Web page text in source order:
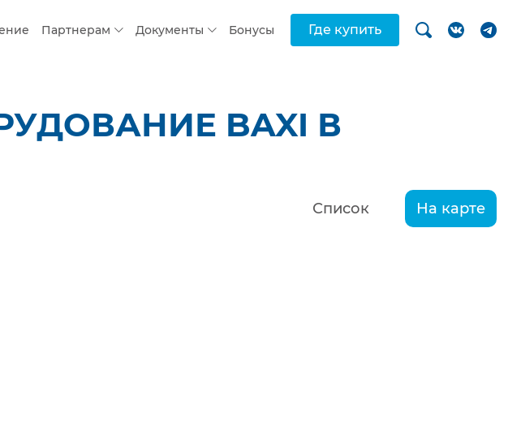
Партнерам Документы Бонусы Где купить
BAXI В
Список На карте